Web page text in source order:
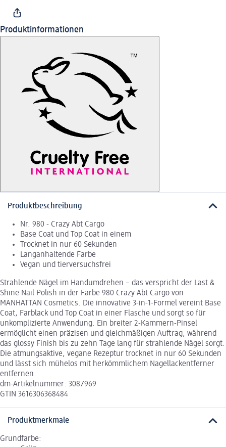
Produktinformationen
Produktbeschreibung
Nr. 980 - Crazy Abt Cargo
Base Coat und Top Coat in einem
Trocknet in nur 60 Sekunden
Langanhaltende Farbe
Vegan und tierversuchsfrei
Strahlende Nägel im Handumdrehen – das verspricht der Last &
Shine Nail Polish in der Farbe 980 Crazy Abt Cargo von
MANHATTAN Cosmetics. Die innovative 3-in-1-Formel vereint Base
Coat, Farblack und Top Coat in einer Flasche und sorgt so für
unkomplizierte Anwendung. Ein breiter 2-Kammern-Pinsel
ermöglicht einen präzisen und gleichmäßigen Auftrag, während
das glossy Finish bis zu zehn Tage lang für strahlende Nägel sorgt.
Die atmungsaktive, vegane Rezeptur trocknet in nur 60 Sekunden
und lässt sich mühelos mit herkömmlichem Nagellackentferner
entfernen.
dm-Artikelnummer: 3087969
GTIN 3616306368484
Produktmerkmale
Grundfarbe: